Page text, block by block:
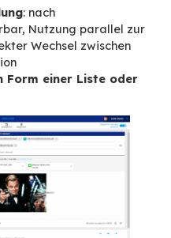
beim
wir an der
BlueMind,
Dieses Projekt, das
verfolgt einen
Schwerpunkt die
ist. Alle Schnittstellen